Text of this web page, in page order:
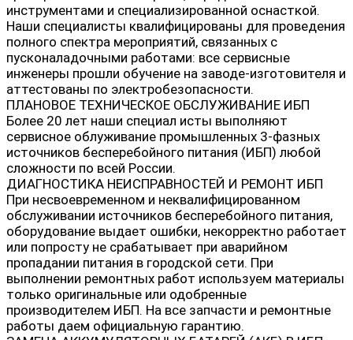
инструментами и специализированной оснасткой.
Наши специалисты квалифицированы для проведения
полного спектра мероприятий, связанных с
пусконаладочными работами: все сервисные
инженеры прошли обучение на заводе-изготовителя и
аттестованы по электробезопасности.
ПЛАНОВОЕ ТЕХНИЧЕСКОЕ ОБСЛУЖИВАНИЕ ИБП
Более 20 лет наши специал исты выполняют
сервисное облуживание промышленных 3-фазных
источников бесперебойного питания (ИБП) любой
сложности по всей России.
ДИАГНОСТИКА НЕИСПРАВНОСТЕЙ И РЕМОНТ ИБП
При несвоевременном и неквалифицированном
обслуживании источников бесперебойного питания,
оборудование выдает ошибки, некорректно работает
или попросту не срабатывает при аварийном
пропадании питания в городской сети. При
выполнении ремонтных работ используем материалы
только оригинальные или одобренные
производителем ИБП. На все запчасти и ремонтные
работы даем официальную гарантию.